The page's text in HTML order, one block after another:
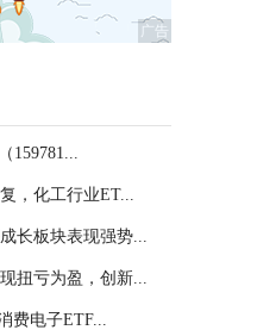
159781...
，化工行业ET...
长板块表现强势...
扭亏为盈，创新...
费电子ETF...